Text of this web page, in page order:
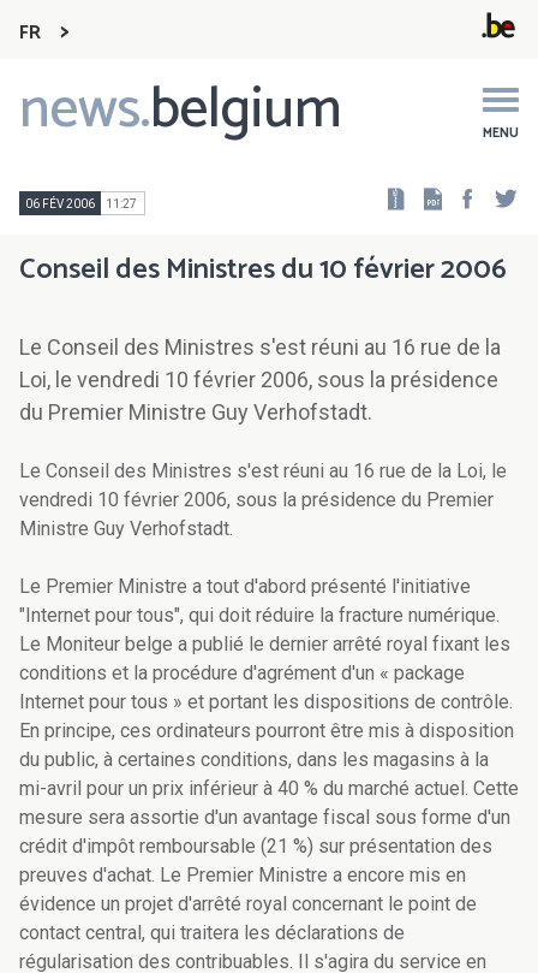
FR
news.belgium MENU
Main
navigation
06 FÉV 2006 11:27
Conseil des Ministres du 10 février 2006
Le Conseil des Ministres s'est réuni au 16 rue de la
Loi, le vendredi 10 février 2006, sous la présidence
du Premier Ministre Guy Verhofstadt.
Le Conseil des Ministres s'est réuni au 16 rue de la Loi, le
vendredi 10 février 2006, sous la présidence du Premier
Ministre Guy Verhofstadt.
Le Premier Ministre a tout d'abord présenté l'initiative
"Internet pour tous", qui doit réduire la fracture numérique.
Le Moniteur belge a publié le dernier arrêté royal fixant les
conditions et la procédure d'agrément d'un « package
Internet pour tous » et portant les dispositions de contrôle.
En principe, ces ordinateurs pourront être mis à disposition
du public, à certaines conditions, dans les magasins à la
mi-avril pour un prix inférieur à 40 % du marché actuel. Cette
mesure sera assortie d'un avantage fiscal sous forme d'un
crédit d'impôt remboursable (21 %) sur présentation des
preuves d'achat. Le Premier Ministre a encore mis en
évidence un projet d'arrêté royal concernant le point de
contact central, qui traitera les déclarations de
régularisation des contribuables. Il s'agira du service en